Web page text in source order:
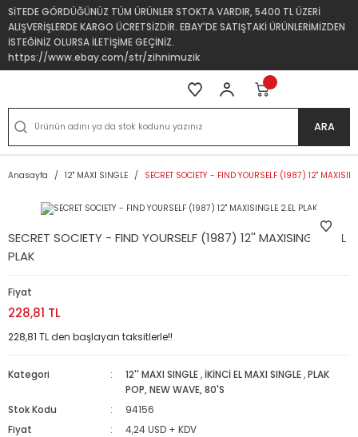
SİTEDE GÖRDÜĞÜNÜZ TÜM ÜRÜNLER STOKTA VARDIR, 5400 TL ÜZERİ
ALIŞVERİŞLERDE KARGO ÜCRETSİZDİR. EBAY'DE SATIŞTAKİ ÜRÜNLERİMİZDEN
İSTEĞİNİZ OLURSA İLETİŞİME GEÇİNİZ.
https://www.ebay.com/str/zihnimuzik
ARA
Anasayfa 12'' MAXI SINGLE SECRET SOCIETY - FIND YOURSELF (1987) 12''
SECRET SOCIETY - FIND YOURSELF (1987) 12'' MAXISINGLE 2.EL
PLAK
Fiyat
228,81 TL
228,81 TL den başlayan taksitlerle!!
Kategori 12'' MAXI SINGLE , İKİNCİ EL MAXI SINGLE ,PLAK
POP, NEW WAVE, 80'S
Stok Kodu
94156
Fiyat
4,24 USD + KDV